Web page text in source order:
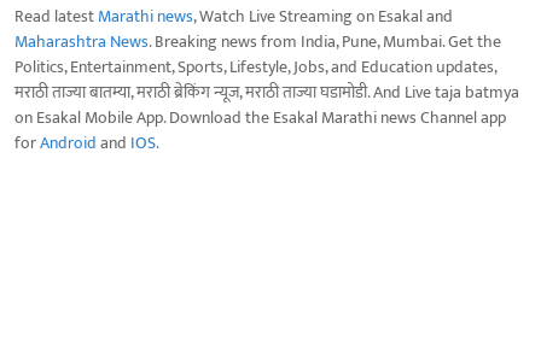
Read latestMarathi news, Watch Live Streaming on Esakal and
Maharashtra News. Breaking news from India, Pune, Mumbai. Get the
Politics, Entertainment, Sports, Lifestyle, Jobs, and Education updates,
मराठी ताज्या बातम्या, मराठी ब्रेकिंग न्यूज, मराठी ताज्या घडामोडी. And Live taja batmya
on Esakal Mobile App. Download the Esakal Marathi news Channel app
forAndroidand IOS.